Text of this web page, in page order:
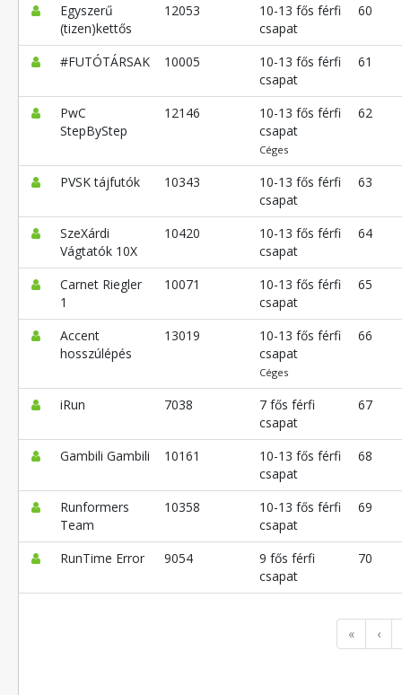
Egyszerű
(tizen)kettős
12053
10-13 fős férfi
csapat
60
#FUTÓTÁRSAK 10005
10-13 fős férfi
csapat
61
PwC
StepByStep
12146
10-13 fős férfi
csapat
Céges
62
PVSK tájfutók 10343
10-13 fős férfi
csapat
63
SzeXárdi
Vágtatók 10X
10420
10-13 fős férfi
csapat
64
Carnet Riegler
1
10071
10-13 fős férfi
csapat
65
Accent
hosszúlépés
13019
10-13 fős férfi
csapat
Céges
66
iRun 7038
7 fős férfi
csapat
67
Gambili Gambili 10161
10-13 fős férfi
csapat
68
Runformers
Team
10358
10-13 fős férfi
csapat
69
RunTime Error 9054
9 fős férfi
csapat
70
« ‹